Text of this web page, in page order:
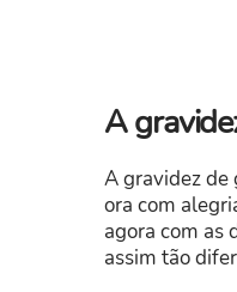
A
A gravidez de
ora com
agora com as
assim tão